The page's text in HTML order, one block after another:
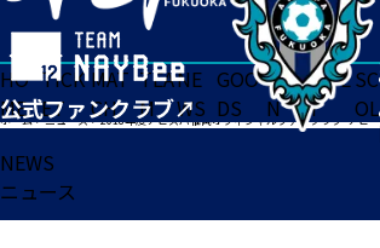
HO
ME
TICK
ET
MAT
CH
TEA
M
NE
WS
GOO
DS
FA
N
ACADE
MY
OL
ホーム>ニュース>2018年度アビスパ福岡オフィシャルファンクラブ“アビーゴ” 会員特典
NEWS
ニュース